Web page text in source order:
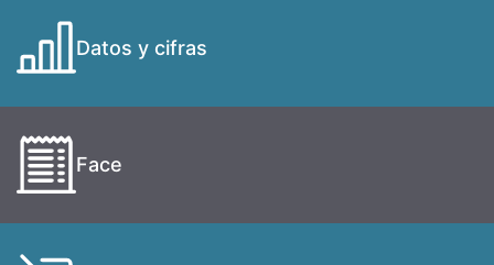
Datos y cifras
Face